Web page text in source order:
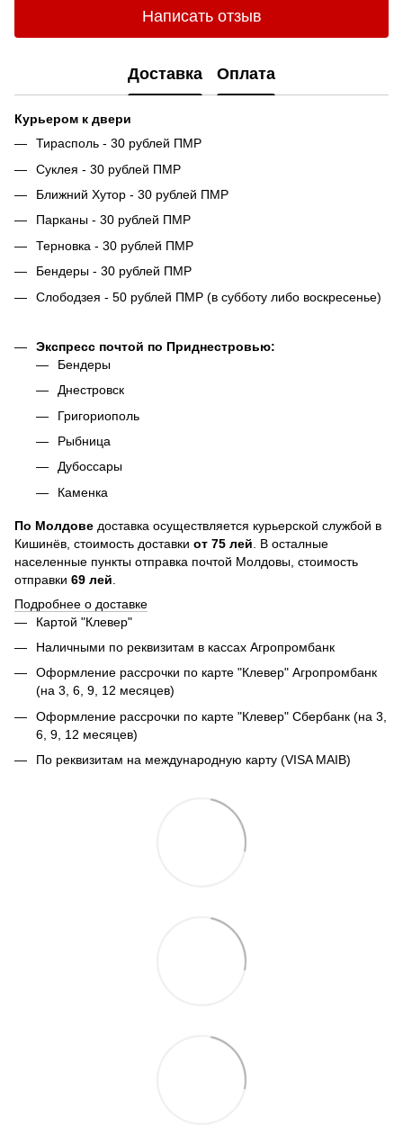
Написать отзыв
Доставка Оплата
Курьером к двери
Тирасполь - 30 рублей ПМР
Суклея - 30 рублей ПМР
Ближний Хутор - 30 рублей ПМР
Парканы - 30 рублей ПМР
Терновка - 30 рублей ПМР
Бендеры - 30 рублей ПМР
Слободзея - 50 рублей ПМР (в субботу либо воскресенье)
Экспресс почтой по Приднестровью:
Бендеры
Днестровск
Григориополь
Рыбница
Дубоссары
Каменка
По Молдове доставка осуществляется курьерской службой в
Кишинёв, стоимость доставки от 75 лей . В осталные
населенные пункты отправка почтой Молдовы, стоимость
отправки 69 лей
Подробнее о доставке
Картой "Клевер"
Наличными по реквизитам в кассах Агропромбанк
Оформление рассрочки по карте "Клевер" Агропромбанк
(на 3, 6, 9, 12 месяцев)
Оформление рассрочки по карте "Клевер" Сбербанк (на 3,
6, 9, 12 месяцев)
По реквизитам на международную карту (VISA MAIB)